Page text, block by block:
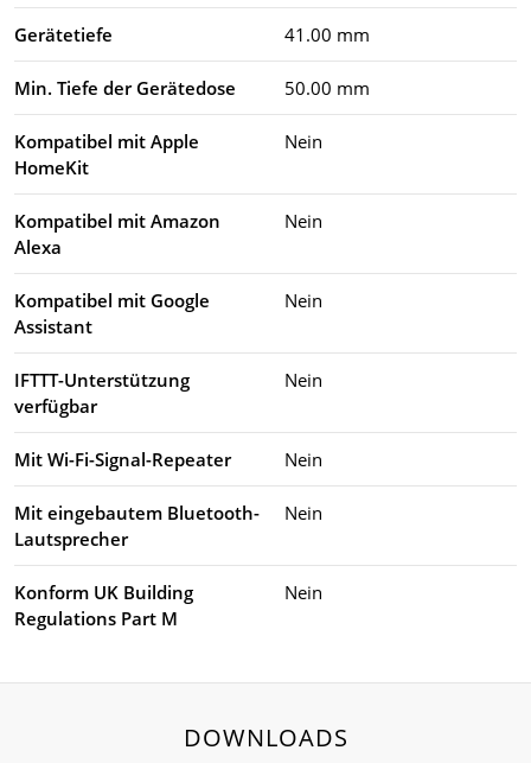
Gerätetiefe 41.00 mm
Min. Tiefe der Gerätedose 50.00 mm
Kompatibel mit Apple
HomeKit
Nein
Kompatibel mit Amazon
Alexa
Nein
Kompatibel mit Google
Assistant
Nein
IFTTT-Unterstützung
verfügbar
Nein
Mit Wi-Fi-Signal-Repeater Nein
Mit eingebautem Bluetooth-
Lautsprecher
Nein
Konform UK Building
Regulations Part M
Nein
DOWNLOADS